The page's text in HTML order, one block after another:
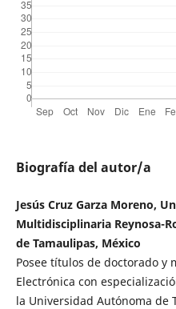
Biografía del autor/a
Jesús Cruz Garza Moreno,
Multidisciplinaria Reynosa-
de Tamaulipas, México
Posee títulos de doctorado y
Electrónica con
la Universidad Autónoma de